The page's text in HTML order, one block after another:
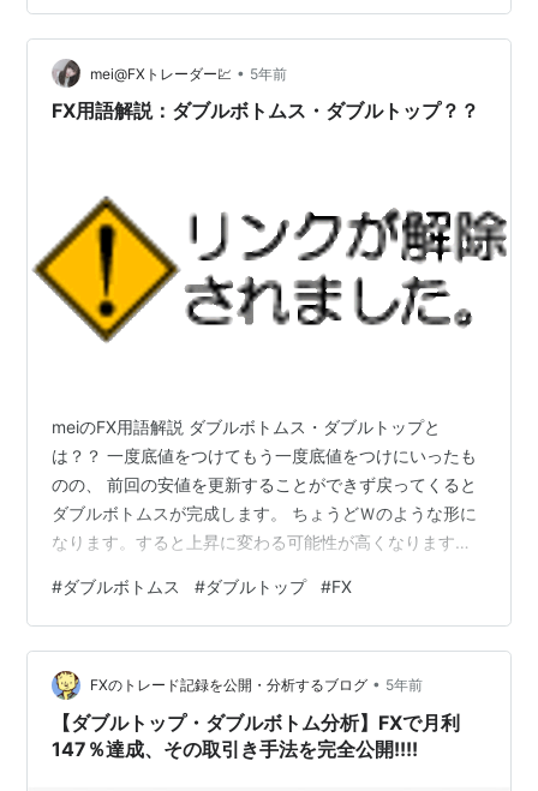
2020.10.23取引 10月23日の取引ではドルは105円付近ま
での上昇を見せましたが、15分足の高値圏でトリプルト
ップの形が見え、週末であること、104.5付近まで下落す
る可能性があると考えた為、前日より持ち越して…
mei@FXトレーダー💹 • 5年前
FX用語解説：ダブルボトムス・ダブルトップ？？
meiのFX用語解説 ダブルボトムス・ダブルトップと
は？？ 一度底値をつけてもう一度底値をつけにいったも
のの、 前回の安値を更新することができず戻ってくると
ダブルボトムスが完成します。 ちょうどＷのような形に
なります。すると上昇に変わる可能性が高くなります。
ップといいます。 【LINE FX】 初心者におすすめのFX会
社。 口座開設＋１トレードだけで5000円プレゼント受
け取れます。 【DMM FX】 今、日本で最も有名なFX会
社。 もちろん大型キャッシュバックも実施中です。
【FXTF】 日本最狭のスプレッドを持つ超優良企業です。
口座開設＋…
#ダブルボトムス #ダブルトップ #FX
FXのトレード記録を公開・分析するブログ • 5年前
【ダブルトップ・ダブルボトム分析】FXで月利
147％達成、その取引き手法を完全公開!!!!